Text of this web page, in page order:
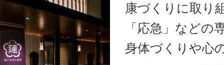
康づくりに取り
「応急」など
身体づくりや心